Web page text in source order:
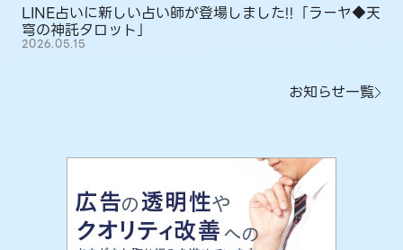
LINE占いに新しい占い師が登場しました!!「ラーヤ◆天
穹の神託タロット」
2026.05.15
お知らせ一覧